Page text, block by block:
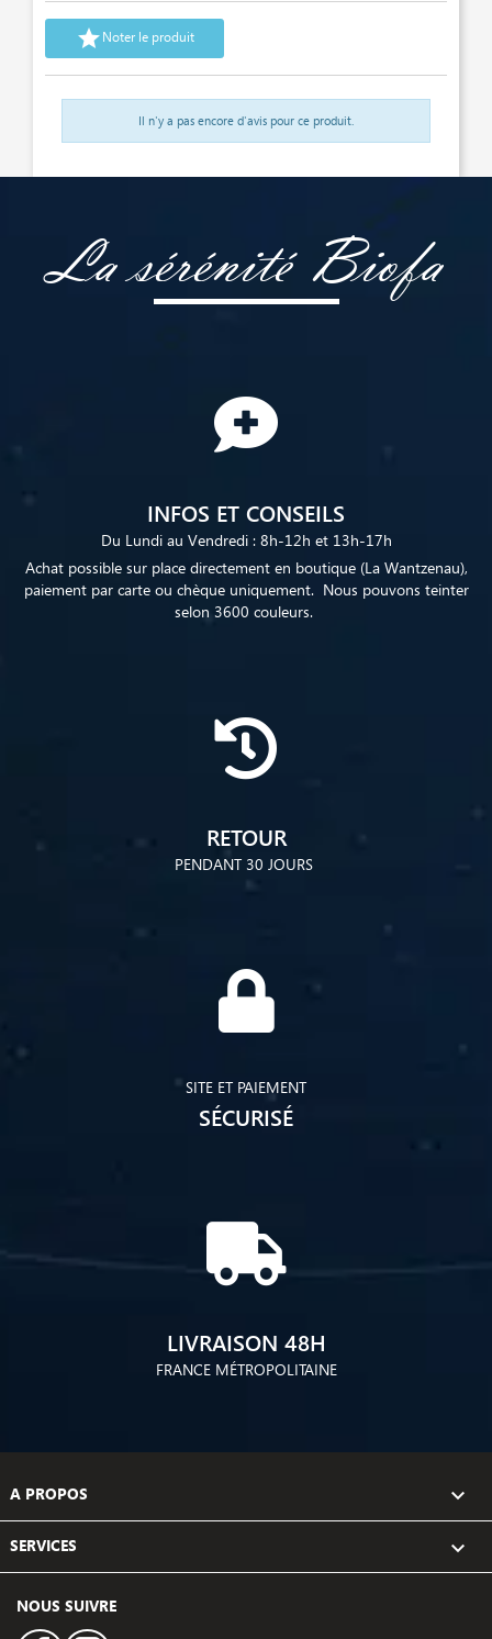
Noter le produit
Il n'y a pas encore d'avis pour ce produit.
La sérénité Biofa
INFOS ET CONSEILS
Du Lundi au Vendredi : 8h-12h et 13h-17h
Achat possible sur place directement en boutique (La Wantzenau),
paiement par carte ou chèque uniquement. Nous pouvons teinter
selon 3600 couleurs.
RETOUR
PENDANT 30 JOURS
SITE ET PAIEMENT
SÉCURISÉ
LIVRAISON 48H
FRANCE MÉTROPOLITAINE
A PROPOS 
SERVICES 
NOUS SUIVRE